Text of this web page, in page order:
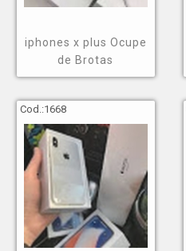
iphones x plus Ocupe
de Brotas
Cod.:1668